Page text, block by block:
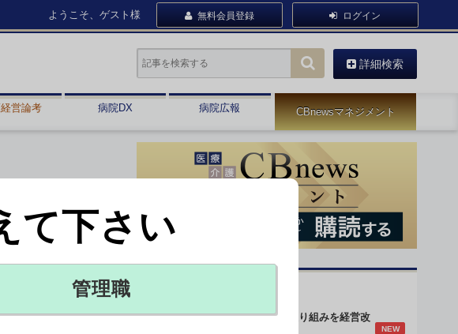
ようこそ、ゲスト様 無料会員登録 ログイン
詳細検索
営論考 病院DX 病院広報 CBnewsマネジメント
を踏まえた
身体的拘束最小化の取り組みを経営改
NEW
て下さい
管理職